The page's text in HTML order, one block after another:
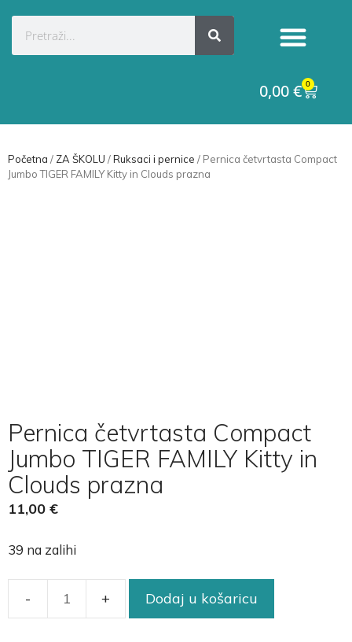
0,00€ 0
Početna / ZA ŠKOLU /Ruksaci i pernice / Pernica četvrtasta Compact
Jumbo TIGER FAMILY Kitty in Clouds prazna
Pernica četvrtasta Compact
Jumbo TIGER FAMILY Kitty in
Clouds prazna
11,00 €
39 na zalihi
Dodaj u košaricu